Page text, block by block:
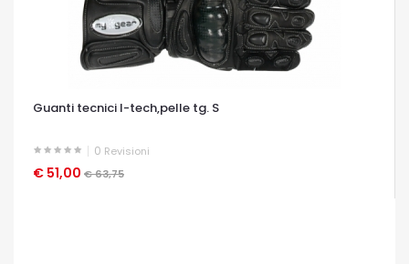
Guanti tecnici l-tech,pelle tg. S
0 Revisioni
€ 51,00 € 63,75
OCCHIATA VELOCE